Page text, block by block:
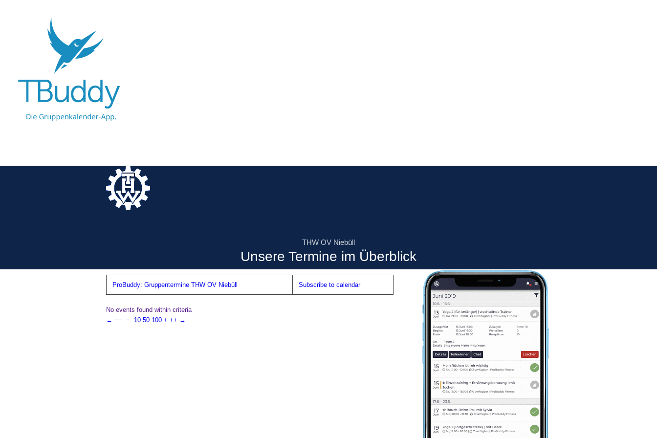
THW OV Niebüll
Unsere Termine im Überblick
ProBuddy: Gruppentermine THW OV Niebüll Subscribe to calendar
No events found within criteria
← −− − 10 50 100 + ++ →